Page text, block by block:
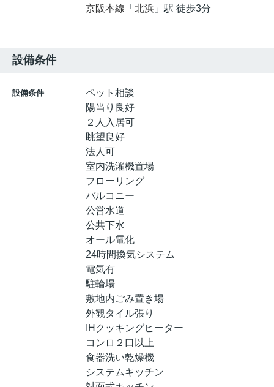
京阪本線 「 北浜 」駅 徒歩3分
設備条件
設備条件
ペット相談
陽当り良好
２人入居可
眺望良好
法人可
室内洗濯機置場
フローリング
バルコニー
公営水道
公共下水
オール電化
24時間換気システム
電気有
駐輪場
敷地内ごみ置き場
外観タイル張り
IHクッキングヒーター
コンロ２口以上
食器洗い乾燥機
システムキッチン